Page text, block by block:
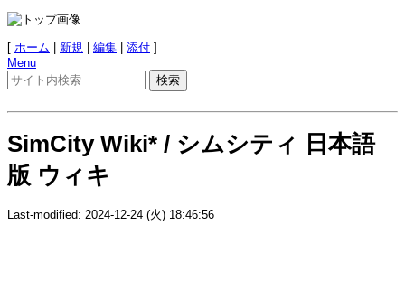
[ ホーム 新規 編集 添付 ]
Menu
SimCity Wiki* / シムシティ 日本語
版 ウィキ
Last-modified: 2024-12-24 (火) 18:46:56